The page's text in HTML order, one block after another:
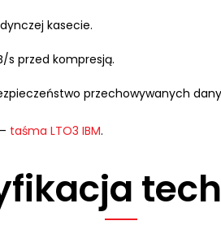
kasecie.
s przed kompresją.
przechowywanych
taśma LTO3 IBM.